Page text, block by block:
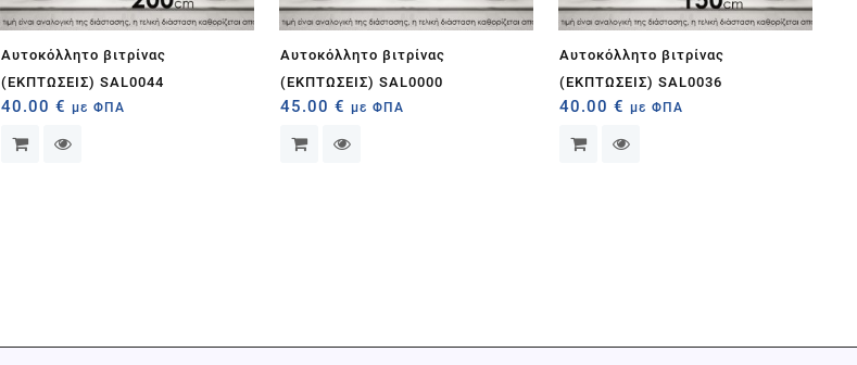
Αυτοκόλλητο βιτρίνας
(ΕΚΠΤΩΣΕΙΣ) SAL0044
40.00€ με ΦΠΑ
Αυτοκόλλητο βιτρίνας
(ΕΚΠΤΩΣΕΙΣ) SAL0000
45.00€ με ΦΠΑ
Αυτοκόλλητο βιτρίνας
(ΕΚΠΤΩΣΕΙΣ) SAL0036
40.00€ με ΦΠΑ